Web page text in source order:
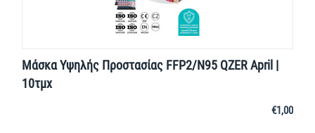
Μάσκα Υψηλής Προστασίας FFP2/N95 QZER April |
10τμχ
€1,00